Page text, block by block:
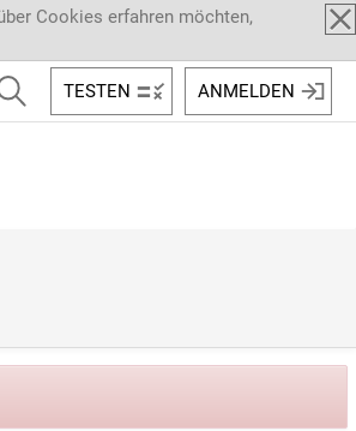
Cookies erfahren möchten,
TESTEN ANMELDEN